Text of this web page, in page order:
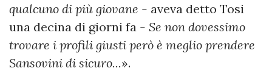
qualcuno di più giovane - aveva detto Tosi
una decina di giorni fa - Se non dovessimo
trovare i profili giusti però è meglio prendere
Sansovini di sicuro...».